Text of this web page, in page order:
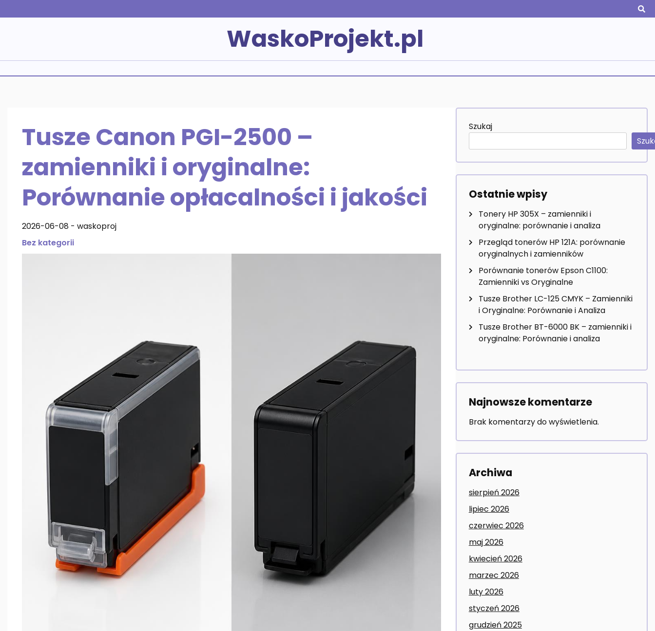
to
WaskoProjekt.pl
Tusze Canon PGI-2500 –
zamienniki i oryginalne:
Porównanie opłacalności i jakości
2026-06-08 - waskoproj
Bez kategorii
Szukaj
Ostatnie wpisy
Tonery HP 305X – zamienniki i
oryginalne: porównanie i analiza
Przegląd tonerów HP 121A: porównanie
oryginalnych i zamienników
Porównanie tonerów Epson C1100:
Zamienniki vs Oryginalne
Tusze Brother LC-125 CMYK – Zamienniki
i Oryginalne: Porównanie i Analiza
Tusze Brother BT-6000 BK – zamienniki i
oryginalne: Porównanie i analiza
Najnowsze komentarze
Brak komentarzy do wyświetlenia.
Archiwa
sierpień 2026
lipiec 2026
czerwiec 2026
maj 2026
kwiecień 2026
marzec 2026
luty 2026
styczeń 2026
grudzień 2025